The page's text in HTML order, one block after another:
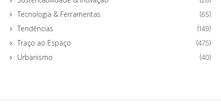
Tecnologia & Ferramentas (65)
Tendências (149)
Traço ao Espaço (475)
Urbanismo (40)